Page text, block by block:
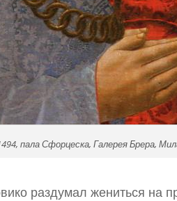
пала Сфорцеска, Галерея Брера,
раздумал жениться на